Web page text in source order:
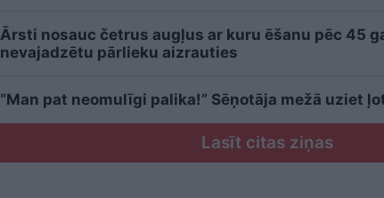
Ārsti nosauc četrus augļus ar kuru ēšanu pēc 45
nevajadzētu pārlieku aizrauties
“Man pat neomulīgi palika!” Sēņotāja mežā uziet
Lasīt citas ziņas